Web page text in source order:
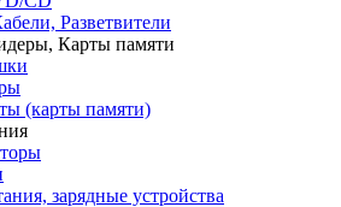
Разветвители
Карты памяти
(карты памяти)
зарядные устройства